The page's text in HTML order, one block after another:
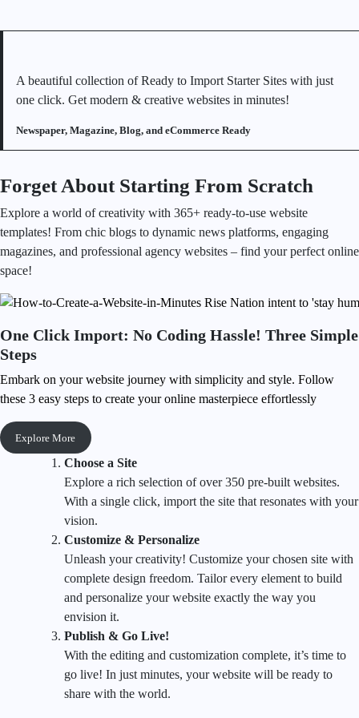
A beautiful collection of Ready to Import Starter Sites with just
one click. Get modern & creative websites in minutes!
Newspaper, Magazine, Blog, and eCommerce Ready
Forget About Starting From Scratch
Explore a world of creativity with 365+ ready-to-use website
templates! From chic blogs to dynamic news platforms, engaging
magazines, and professional agency websites – find your perfect online
space!
One Click Import: No Coding Hassle! Three Simple
Steps
Embark on your website journey with simplicity and style. Follow
these 3 easy steps to create your online masterpiece effortlessly
Explore More
Choose a Site
Explore a rich selection of over 350 pre-built websites.
With a single click, import the site that resonates with your
vision.
Customize & Personalize
Unleash your creativity! Customize your chosen site with
complete design freedom. Tailor every element to build
and personalize your website exactly the way you
envision it.
Publish & Go Live!
With the editing and customization complete, it’s time to
go live! In just minutes, your website will be ready to
share with the world.